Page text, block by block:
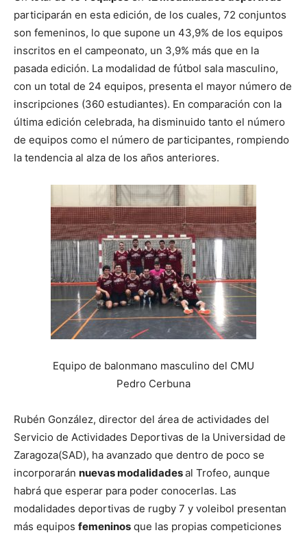
participarán en esta edición, de los cuales, 72 conjuntos
son femeninos, lo que supone un 43,9% de los equipos
inscritos en el campeonato, un 3,9% más que en la
pasada edición. La modalidad de fútbol sala masculino,
con un total de 24 equipos, presenta el mayor número de
inscripciones (360 estudiantes). En comparación con la
última edición celebrada, ha disminuido tanto el número
de equipos como el número de participantes, rompiendo
la tendencia al alza de los años anteriores.
Equipo de balonmano masculino del CMU
Pedro Cerbuna
Rubén González, director del área de actividades del
Servicio de Actividades Deportivas de la Universidad de
Zaragoza(SAD), ha avanzado que dentro de poco se
incorporarán nuevas modalidadesal Trofeo, aunque
habrá que esperar para poder conocerlas. Las
modalidades deportivas de rugby 7 y voleibol presentan
más equipos femeninos que las propias competiciones